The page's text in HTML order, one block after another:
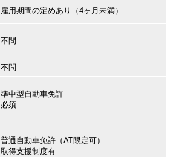
雇用期間の定めあり（4ヶ月未満）
不問
不問
準中型自動車免許
必須
普通自動車免許（AT限定可）
取得支援制度有